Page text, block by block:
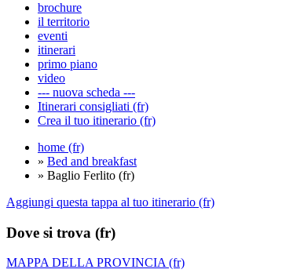
brochure
il territorio
eventi
itinerari
primo piano
video
--- nuova scheda ---
Itinerari consigliati (fr)
Crea il tuo itinerario (fr)
home (fr)
» Bed and breakfast
» Baglio Ferlito (fr)
Aggiungi questa tappa al tuo itinerario (fr)
Dove si trova (fr)
MAPPA DELLA PROVINCIA (fr)